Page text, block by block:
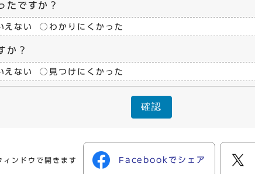
たですか？
えない わかりにくかった
か？
えない 見つけにくかった
確認
ィンドウで開きます Facebookでシェア